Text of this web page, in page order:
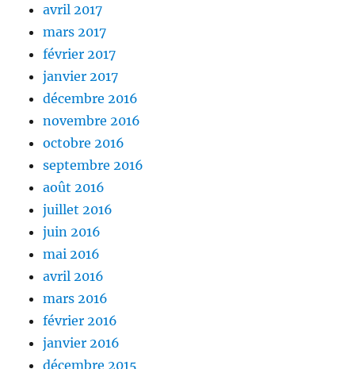
avril 2017
mars 2017
février 2017
janvier 2017
décembre 2016
novembre 2016
octobre 2016
septembre 2016
août 2016
juillet 2016
juin 2016
mai 2016
avril 2016
mars 2016
février 2016
janvier 2016
décembre 2015